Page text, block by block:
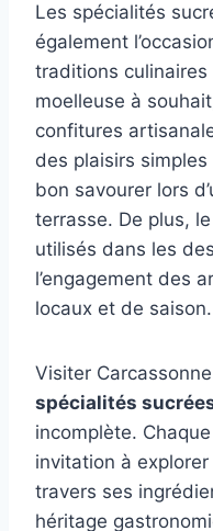
Les spécialités
également
traditions culinaires
moelleuse à
confitures
des plaisirs simples
bon savourer lors
terrasse. De plus, le
utilisés dans les
l’engagement des
locaux et de saison.
Visiter
spécialités
incomplète.
invitation à
travers ses
héritage